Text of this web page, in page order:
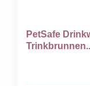
PetSafe